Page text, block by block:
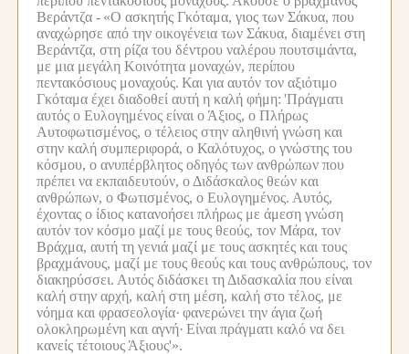
Βεράντζα - «Ο ασκητής Γκόταμα, γιος των Σάκυα, που
αναχώρησε από την οικογένεια των Σάκυα, διαμένει στη
Βεράντζα, στη ρίζα του δέντρου ναλέρου πουτσιμάντα,
με μια μεγάλη Κοινότητα μοναχών, περίπου
πεντακόσιους μοναχούς. Και για αυτόν τον αξιότιμο
Γκόταμα έχει διαδοθεί αυτή η καλή φήμη: 'Πράγματι
αυτός ο Ευλογημένος είναι ο Άξιος, ο Πλήρως
Αυτοφωτισμένος, ο τέλειος στην αληθινή γνώση και
στην καλή συμπεριφορά, ο Καλότυχος, ο γνώστης του
κόσμου, ο ανυπέρβλητος οδηγός των ανθρώπων που
πρέπει να εκπαιδευτούν, ο Διδάσκαλος θεών και
ανθρώπων, ο Φωτισμένος, ο Ευλογημένος. Αυτός,
έχοντας ο ίδιος κατανοήσει πλήρως με άμεση γνώση
αυτόν τον κόσμο μαζί με τους θεούς, τον Μάρα, τον
Βράχμα, αυτή τη γενιά μαζί με τους ασκητές και τους
βραχμάνους, μαζί με τους θεούς και τους ανθρώπους, τον
διακηρύσσει. Αυτός διδάσκει τη Διδασκαλία που είναι
καλή στην αρχή, καλή στη μέση, καλή στο τέλος, με
νόημα και φρασεολογία· φανερώνει την άγια ζωή
ολοκληρωμένη και αγνή· Είναι πράγματι καλό να δει
κανείς τέτοιους Άξιους'».